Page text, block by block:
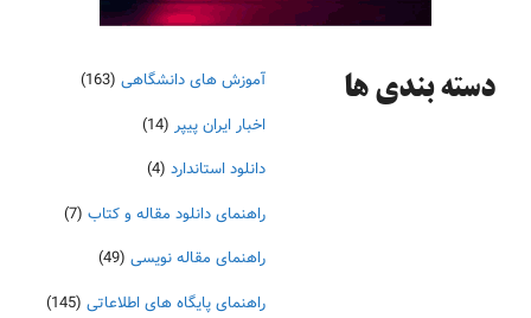
دسته‌ بندی ها آموزش های دانشگاهی (163)
اخبار ایران پیپر (14)
دانلود استاندارد (4)
راهنمای دانلود مقاله و کتاب (7)
راهنمای مقاله نویسی (49)
راهنمای پایگاه های اطلاعاتی (145)